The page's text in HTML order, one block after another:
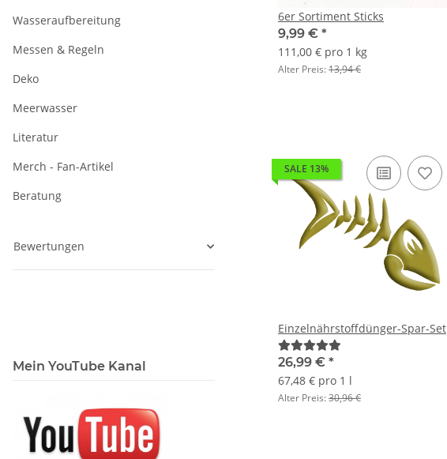
6er Sortiment Sticks
9,99 € *
111,00 € pro 1 kg
Alter Preis:13,94 €
SALE 13%
Einzelnährstoffdünger-Spar-Set
26,99 € *
67,48 € pro 1 l
Alter Preis:30,96 €
Wasseraufbereitung
Messen & Regeln
Deko
Meerwasser
Literatur
Merch - Fan-Artikel
Beratung
Bewertungen
Mein YouTube Kanal